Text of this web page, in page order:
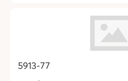
5913-77